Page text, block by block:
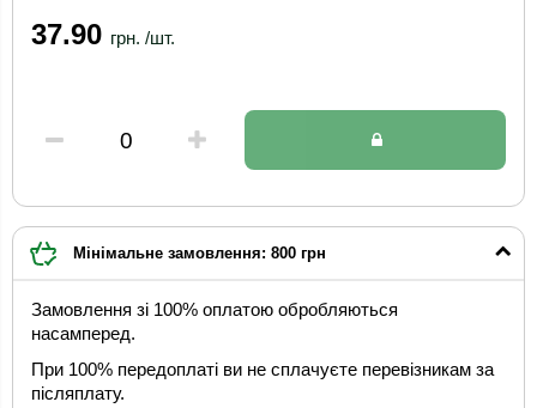
37.90 грн. /шт.
Мінімальне замовлення: 800 грн
Замовлення зі 100% оплатою обробляються
насамперед.
При 100% передоплаті ви не сплачуєте перевізникам за
післяплату.